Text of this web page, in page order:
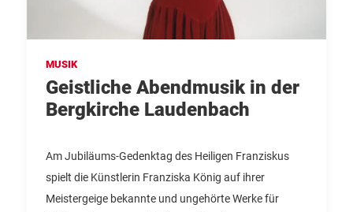
MUSIK
Geistliche Abendmusik in der
Bergkirche Laudenbach
Am Jubiläums-Gedenktag des Heiligen Franziskus
spielt die Künstlerin Franziska König auf ihrer
Meistergeige bekannte und ungehörte Werke für